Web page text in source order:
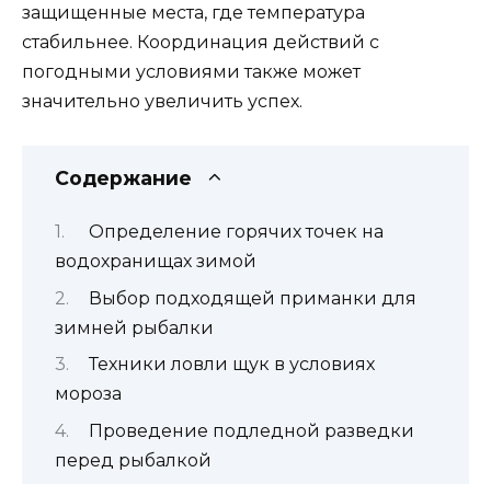
защищенные места, где температура
стабильнее. Координация действий с
погодными условиями также может
значительно увеличить успех.
Содержание
Определение горячих точек на
водохранищах зимой
Выбор подходящей приманки для
зимней рыбалки
Техники ловли щук в условиях
мороза
Проведение подледной разведки
перед рыбалкой